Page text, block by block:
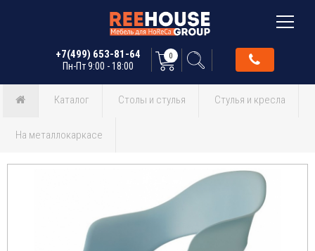
+7(499) 653-81-64
Пн-Пт 9:00 - 18:00
0
Каталог Столы и стулья Стулья и кресла
На металлокаркасе